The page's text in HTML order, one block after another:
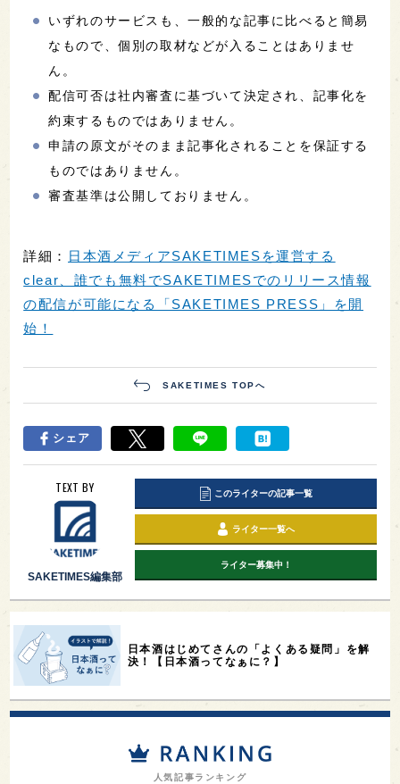
いずれのサービスも、一般的な記事に比べると簡易
なもので、個別の取材などが入ることはありませ
ん。
配信可否は社内審査に基づいて決定され、記事化を
約束するものではありません。
申請の原文がそのまま記事化されることを保証する
ものではありません。
審査基準は公開しておりません。
詳細：
日本酒メディアSAKETIMESを運営する
clear、誰でも無料でSAKETIMESでのリリース情報
の配信が可能になる「SAKETIMES PRESS」を開
始！
SAKETIMES TOPへ
シェア
TEXT BY
SAKETIMES編集部
このライターの記事一覧
ライター一覧へ
ライター募集中！
日本酒はじめてさんの「よくある疑問」を解
決！【日本酒ってなぁに？】
人気記事ランキング